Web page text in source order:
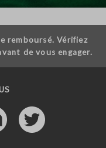
remboursé. Vérifiez
de vous engager.